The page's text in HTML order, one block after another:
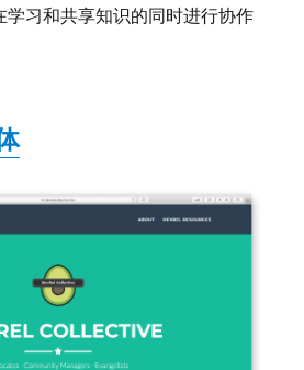
学习和共享知识的同时进行协作